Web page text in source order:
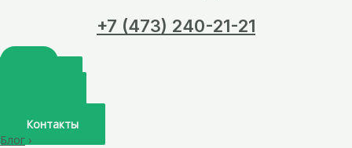
+7 (473) 240-21-21
Контакты
Блог ›